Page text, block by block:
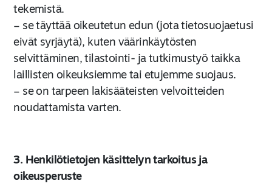
tekemistä.
– se täyttää oikeutetun edun (jota tietosuojaetusi
eivät syrjäytä), kuten väärinkäytösten
selvittäminen, tilastointi- ja tutkimustyö taikka
laillisten oikeuksiemme tai etujemme suojaus.
– se on tarpeen lakisääteisten velvoitteiden
noudattamista varten.
3. Henkilötietojen käsittelyn tarkoitus ja
oikeusperuste